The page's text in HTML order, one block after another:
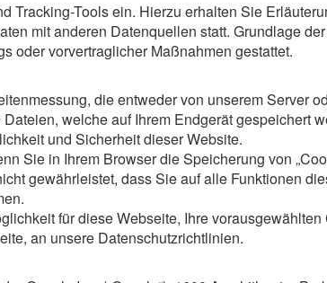
Tracking-Tools ein. Hierzu erhalten Sie
mit anderen Datenquellen statt. Grundlage
oder vorvertraglicher Maßnahmen gestattet.
die entweder von unserem Server
welche auf Ihrem Endgerät gespeichert
und Sicherheit dieser Website.
Sie in Ihrem Browser die Speicherung von
gewährleistet, dass Sie auf alle Funktionen
für diese Webseite, Ihre
an unsere Datenschutzrichtlinien.